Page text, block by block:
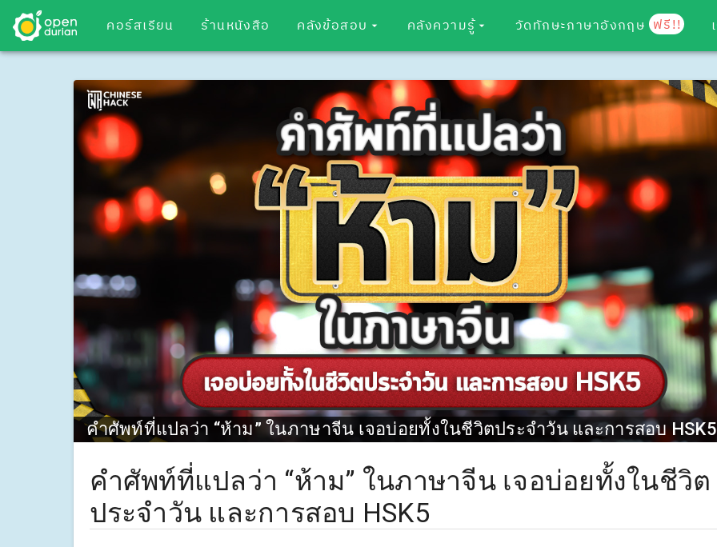
คอร์สเรียน ร้านหนังสือ คลังข้อสอบ คลังความรู้ วัดทักษะภาษาอังกฤษ ฟรี!!
คำศัพท์ที่แปลว่า “ห้าม” ในภาษาจีน เจอบ่อยทั้งในชีวิตประจำวัน และการสอบ HSK5
คำศัพท์ที่แปลว่า “ห้าม” ในภาษาจีน เจอบ่อยทั้งในชีวิต
ประจำวัน และการสอบ HSK5